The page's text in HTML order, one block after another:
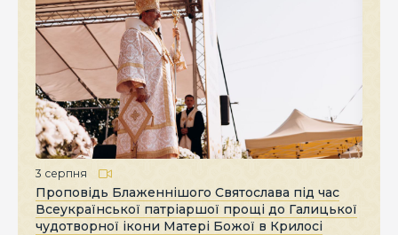
3 серпня
Проповідь Блаженнішого Святослава під час
Всеукраїнської патріаршої прощі до Галицької
чудотворної ікони Матері Божої в Крилосі